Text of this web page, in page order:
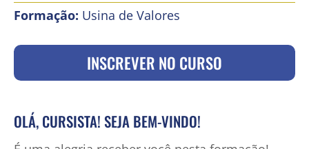
Formação: Usina de Valores
OLÁ, CURSISTA! SEJA BEM-VINDO!